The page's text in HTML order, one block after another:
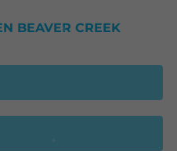
BEAVER CREEK